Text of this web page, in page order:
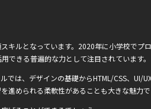
キルとなっています。2020年に小学校でプ
きる普遍的な力として注目されています。
は、デザインの基礎からHTML/CSS、UI/
められる柔軟性があることも大きな魅力で